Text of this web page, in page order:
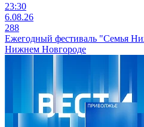
23:30
6.08.26
288
Ежегодный фестиваль "Семья
Нижнем Новгороде